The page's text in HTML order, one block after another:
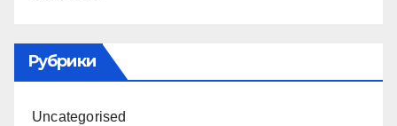
Рубрики
Uncategorised